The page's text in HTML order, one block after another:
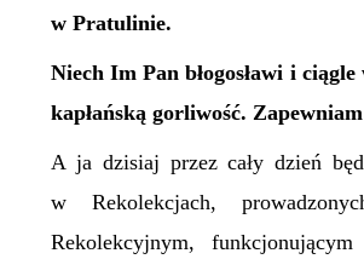
w Pratulinie.
Niech Im Pan błogosławi i
kapłańską gorliwość.
A ja dzisiaj przez cały dzień
w Rekolekcjach,
Rekolekcyjnym,